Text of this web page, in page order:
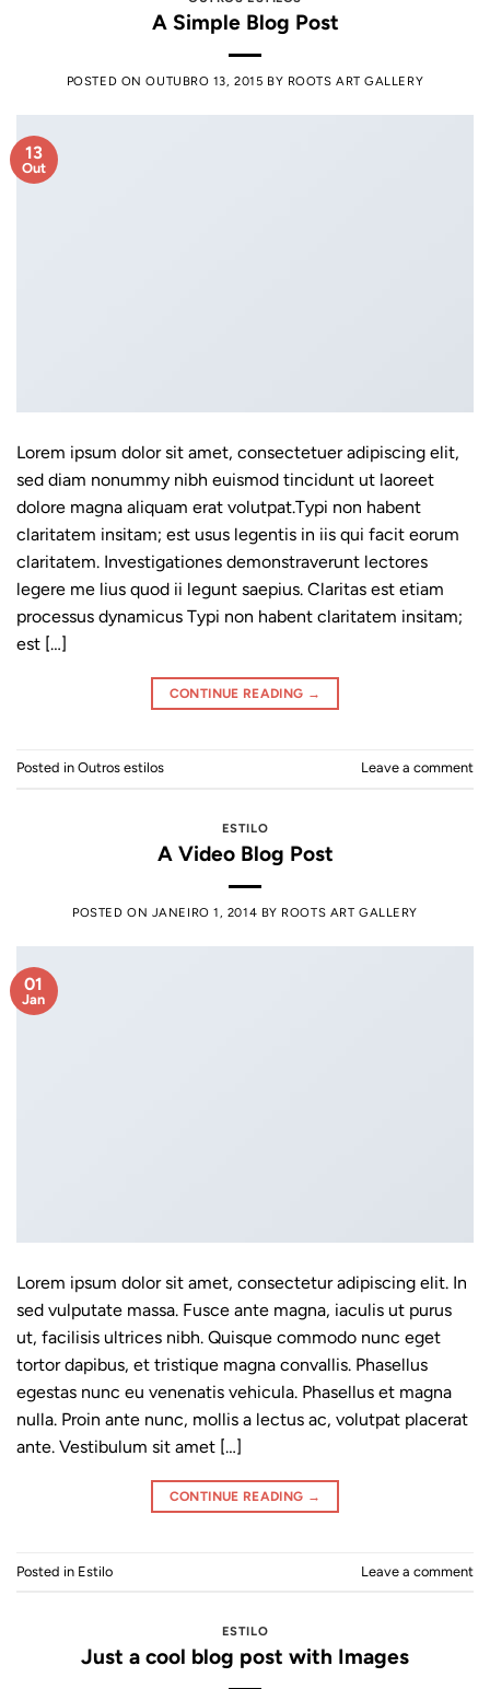
A Simple Blog Post
POSTED ONOUTUBRO 13, 2015 BY ROOTS ART GALLERY
13
Out
Lorem ipsum dolor sit amet, consectetuer adipiscing elit,
sed diam nonummy nibh euismod tincidunt ut laoreet
dolore magna aliquam erat volutpat.Typi non habent
claritatem insitam; est usus legentis in iis qui facit eorum
claritatem. Investigationes demonstraverunt lectores
legere me lius quod ii legunt saepius. Claritas est etiam
processus dynamicus Typi non habent claritatem insitam;
est […]
CONTINUE READING →
Posted in Outros estilos Leave a comment
ESTILO
A Video Blog Post
POSTED ON JANEIRO 1, 2014 BY ROOTS ART GALLERY
01
Jan
Lorem ipsum dolor sit amet, consectetur adipiscing elit. In
sed vulputate massa. Fusce ante magna, iaculis ut purus
ut, facilisis ultrices nibh. Quisque commodo nunc eget
tortor dapibus, et tristique magna convallis. Phasellus
egestas nunc eu venenatis vehicula. Phasellus et magna
nulla. Proin ante nunc, mollis a lectus ac, volutpat placerat
ante. Vestibulum sit amet […]
CONTINUE READING →
Posted in Estilo Leave a comment
ESTILO
Just a cool blog post with Images